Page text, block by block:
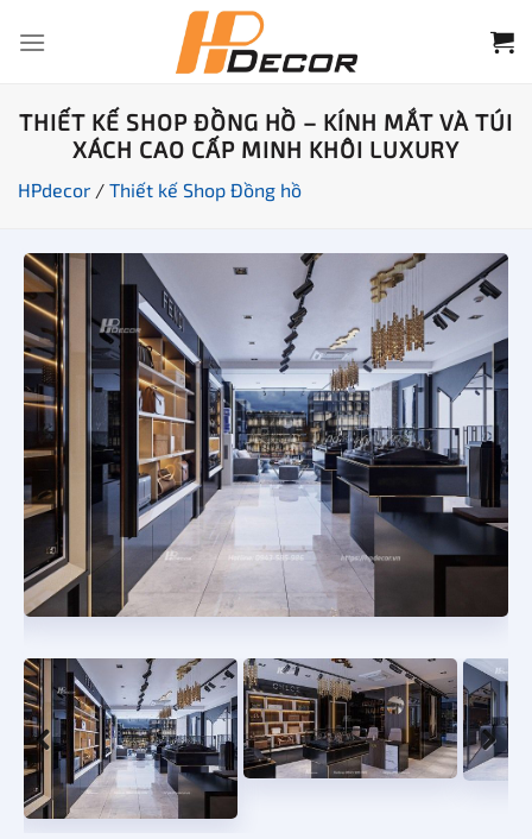
đến
THIẾT KẾ SHOP ĐỒNG HỒ – KÍNH MẮT VÀ TÚI
XÁCH CAO CẤP MINH KHÔI LUXURY
HPdecor / Thiết kế Shop Đồng hồ